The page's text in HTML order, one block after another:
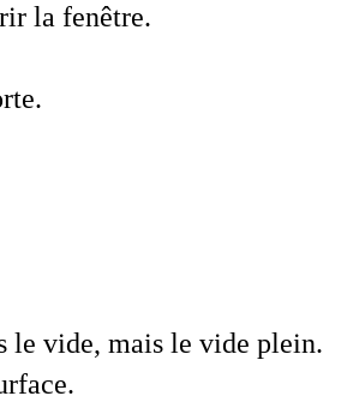
la fenêtre.
le vide, mais le vide plein.